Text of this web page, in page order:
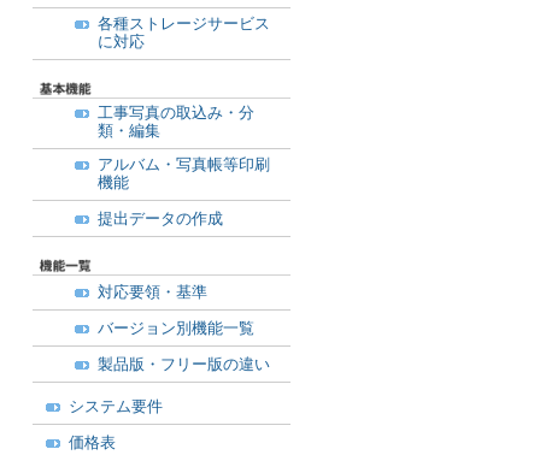
各種ストレージサービス
に対応
工事写真の取込み・分
類・編集
アルバム・写真帳等印刷
機能
提出データの作成
対応要領・基準
バージョン別機能一覧
製品版・フリー版の違い
システム要件
価格表